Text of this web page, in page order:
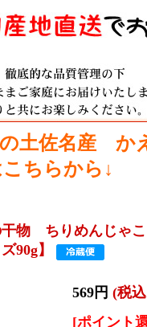
土佐名産 か
ちらから↓
干物 ちりめんじゃ
90g】
569円 (税
[ポイント